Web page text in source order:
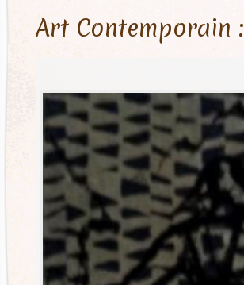
Art Contemporain :